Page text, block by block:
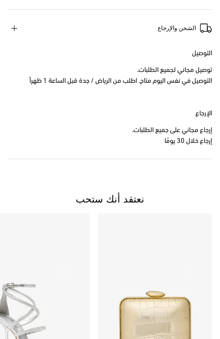
الشحن والإرجاع
التوصيل
توصيل مجاني لجميع الطلبات.
التوصيل في نفس اليوم متاح. اطلب من الرياض / جدة قبل الساعة 1 ظهراً
الإرجاع
إرجاع مجاني على جميع الطلبات.
إرجاع خلال 30 يومًا
نعتقد أنك ستحب